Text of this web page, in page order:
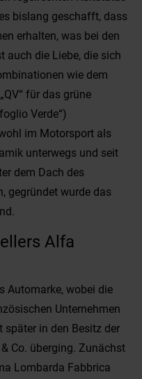
bislang geschafft, dass
erhalten, was bei den
auch die Liebe, die sich
wie dem
für das grüne
Verde“)
im Motorsport als
unterwegs und seit
dem Dach des
gegründet wurde das
Alfa
Automarke, wobei die
Unternehmen
später in den Besitz der
Co. überging. Zunächst
Lombarda Fabbrica